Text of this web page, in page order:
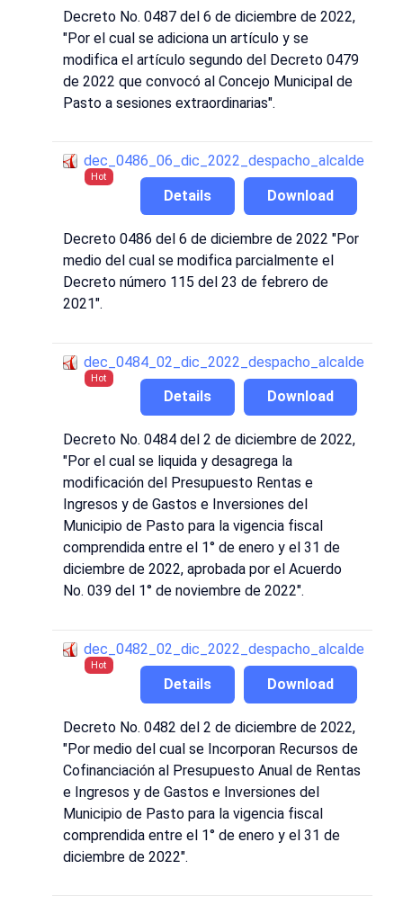
Decreto No. 0487 del 6 de diciembre de 2022,
"Por el cual se adiciona un artículo y se
modifica el artículo segundo del Decreto 0479
de 2022 que convocó al Concejo Municipal de
Pasto a sesiones extraordinarias".
dec_0486_06_dic_2022_despacho_alcalde
Hot
Download
Details
Decreto 0486 del 6 de diciembre de 2022 "Por
medio del cual se modifica parcialmente el
Decreto número 115 del 23 de febrero de
2021".
dec_0484_02_dic_2022_despacho_alcalde
Hot
Download
Details
Decreto No. 0484 del 2 de diciembre de 2022,
"Por el cual se liquida y desagrega la
modificación del Presupuesto Rentas e
Ingresos y de Gastos e Inversiones del
Municipio de Pasto para la vigencia fiscal
comprendida entre el 1° de enero y el 31 de
diciembre de 2022, aprobada por el Acuerdo
No. 039 del 1° de noviembre de 2022".
dec_0482_02_dic_2022_despacho_alcalde
Hot
Download
Details
Decreto No. 0482 del 2 de diciembre de 2022,
"Por medio del cual se Incorporan Recursos de
Cofinanciación al Presupuesto Anual de Rentas
e Ingresos y de Gastos e Inversiones del
Municipio de Pasto para la vigencia fiscal
comprendida entre el 1° de enero y el 31 de
diciembre de 2022".